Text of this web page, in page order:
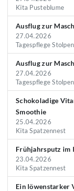
Kita Pusteblume
Ausflug zur
27.04.2026
Tagespflege Stolpen
Ausflug zur
27.04.2026
Tagespflege Stolpen
Schokoladige
Smoothie
25.04.2026
Kita Spatzennest
Frühjahrsputz im
23.04.2026
Kita Spatzennest
Ein löwenstarker